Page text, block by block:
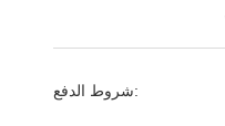
شروط الدفع: